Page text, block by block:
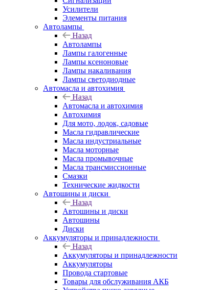
Усилители
Элементы питания
Автолампы
Назад
Автолампы
Лампы галогенные
Лампы ксеноновые
Лампы накаливания
Лампы светодиодные
Автомасла и автохимия
Назад
Автомасла и автохимия
Автохимия
Для мото, лодок, садовые
Масла гидравлические
Масла индустриальные
Масла моторные
Масла промывочные
Масла трансмиссионные
Смазки
Технические жидкости
Автошины и диски
Назад
Автошины и диски
Автошины
Диски
Аккумуляторы и принадлежности
Назад
Аккумуляторы и принадлежности
Аккумуляторы
Провода стартовые
Товары для обслуживания АКБ